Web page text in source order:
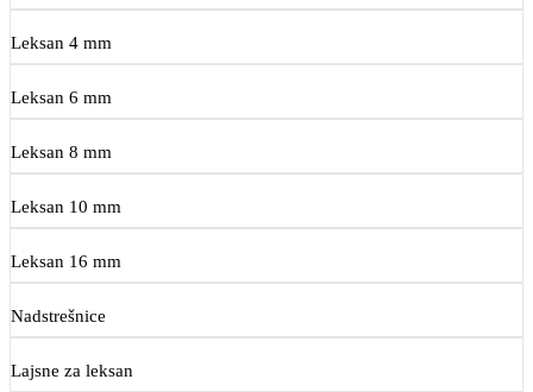
Leksan 4 mm
Leksan 6 mm
Leksan 8 mm
Leksan 10 mm
Leksan 16 mm
Nadstrešnice
Lajsne za leksan